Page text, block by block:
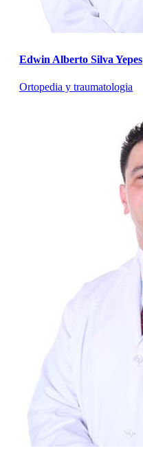
Edwin Alberto Silva Yepes
Ortopedia y traumatologia